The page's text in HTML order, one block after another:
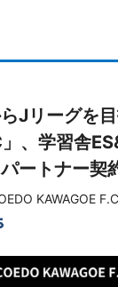
Jリーグを
、学習舎
ートナー契
KAWAGOE